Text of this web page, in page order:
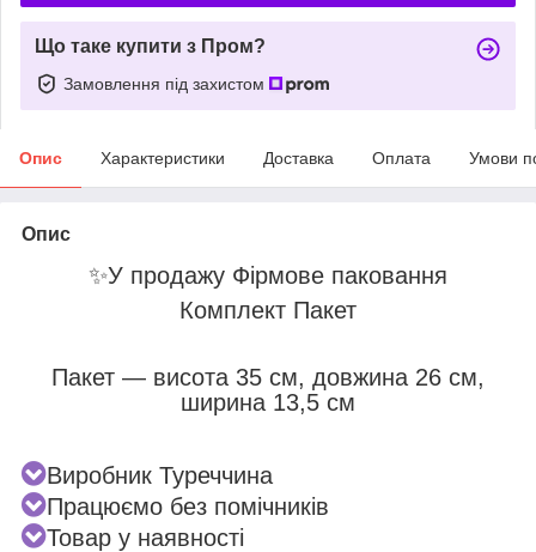
Що таке купити з Пром?
Замовлення під захистом
Опис Характеристики Доставка Оплата Умови
Опис
✨У продажу Фірмове паковання
Комплект Пакет
Пакет — висота 35 см, довжина 26 см,
ширина 13,5 см
Виробник Туреччина
Працюємо без помічників
Товар у наявності